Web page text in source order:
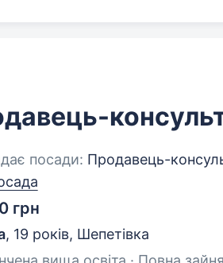
посади: Продавець-
грн
, 19 років, Шепетівка